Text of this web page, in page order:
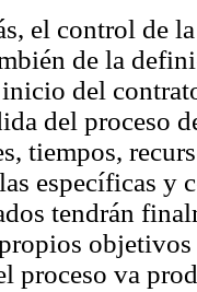
el control de
de la
del
del proceso
tiempos,
específicas y
tendrán
proceso va